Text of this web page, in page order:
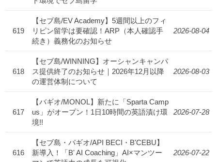
619
【セブ島/EV Academy】5週間以上のフィ
リピン留学は要確認！ARP（本人確認手
続き）義務化のお知らせ
2026-08-04
618
【セブ島/WINNING】オーシャンキャンパ
ス提供終了のお知らせ｜2026年12月以降
の運営体制について
2026-08-03
617
【バギオ/MONOL】新たに「Sparta Camp
us」がオープン！1日10時間の英語漬け環
境!!
2026-07-28
616
【セブ島・バギオ/API BECI・B'CEBU】
新導入！「B' AI Coaching」AI×マンツー
2026-07-22